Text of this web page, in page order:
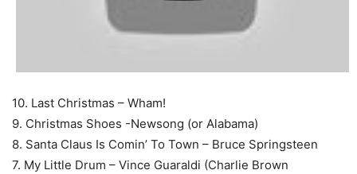
10. Last Christmas – Wham!
9. Christmas Shoes -Newsong (or Alabama)
8. Santa Claus Is Comin’ To Town – Bruce Springsteen
7. My Little Drum – Vince Guaraldi (Charlie Brown